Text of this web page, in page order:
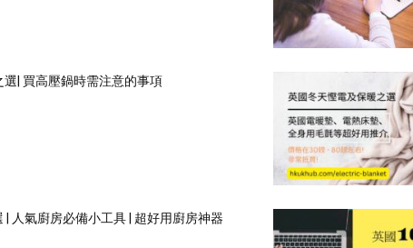
| 買高壓鍋時需注意的事項
人氣廚房必備小工具 | 超好用廚房神器